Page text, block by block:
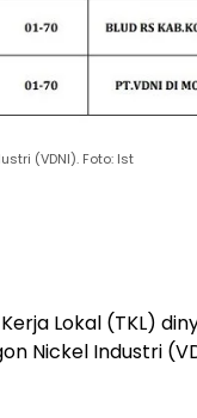
(VDNI). Foto: Ist
Lokal (TKL)
Nickel Industri